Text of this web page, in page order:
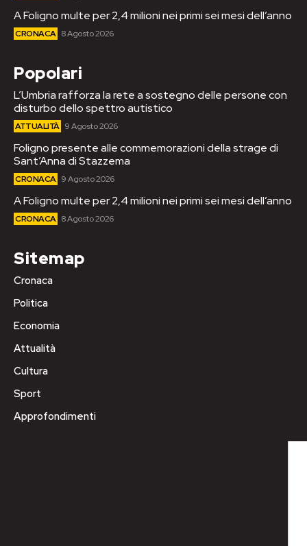
A Foligno multe per 2,4 milioni nei primi sei mesi dell’anno
CRONACA 8 Agosto 2026
Popolari
L’Umbria rafforza la rete a sostegno delle persone con
disturbo dello spettro autistico
ATTUALITÀ 9 Agosto 2026
Foligno presente alle commemorazioni della strage di
Sant’Anna di Stazzema
CRONACA 9 Agosto 2026
A Foligno multe per 2,4 milioni nei primi sei mesi dell’anno
CRONACA 8 Agosto 2026
Sitemap
Cronaca
Politica
Economia
Attualità
Cultura
Sport
Approfondimenti